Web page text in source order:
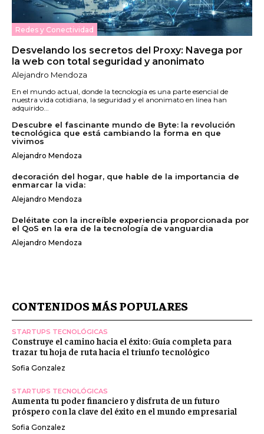
Redes y Conectividad
Desvelando los secretos del Proxy: Navega por
la web con total seguridad y anonimato
Alejandro Mendoza
En el mundo actual, donde la tecnología es una parte esencial de
nuestra vida cotidiana, la seguridad y el anonimato en línea han
adquirido...
Descubre el fascinante mundo de Byte: la revolución
tecnológica que está cambiando la forma en que
vivimos
Alejandro Mendoza
decoración del hogar, que hable de la importancia de
enmarcar la vida:
Alejandro Mendoza
Deléitate con la increíble experiencia proporcionada por
el QoS en la era de la tecnología de vanguardia
Alejandro Mendoza
CONTENIDOS MÁS POPULARES
STARTUPS TECNOLÓGICAS
Construye el camino hacia el éxito: Guía completa para
trazar tu hoja de ruta hacia el triunfo tecnológico
Sofia Gonzalez
STARTUPS TECNOLÓGICAS
Aumenta tu poder financiero y disfruta de un futuro
próspero con la clave del éxito en el mundo empresarial
Sofia Gonzalez